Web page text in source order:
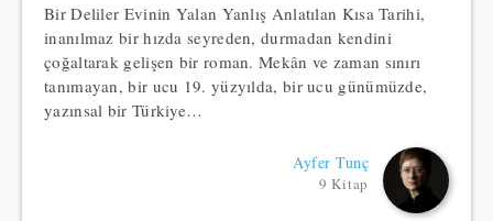
Bir Deliler Evinin Yalan Yanlış Anlatılan Kısa Tarihi,
inanılmaz bir hızda seyreden, durmadan kendini
çoğaltarak gelişen bir roman. Mekân ve zaman sınırı
tanımayan, bir ucu 19. yüzyılda, bir ucu günümüzde,
yazınsal bir Türkiye…
Ayfer Tunç
9 Kitap